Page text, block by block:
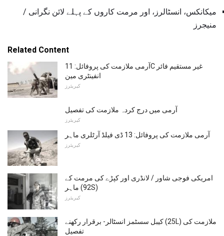
میکانکس، انسٹالرز، اور مرمت کاروں کے پہلے لائن نگرانی /
منیجرز
Related Content
آرمی ملازمت کی پروفائل: 11C غیر مستقیم فائر
انفینٹری مین
کیریئرز
آرمی میں درج کردہ ملازمت کی تفصیل
کیریئرز
آرمی ملازمت کی پروفائل: 13 ڈی فیلڈ آرٹلری ماہر
کیریئرز
امریکی فوجی شاور / لانڈری اور کپڑے کی مرمت کے
ماہر (92S)
کیریئرز
کیبل سسٹمز انسٹالر- برقرار رکھنے (25L) ملازمت کی
تفصیل